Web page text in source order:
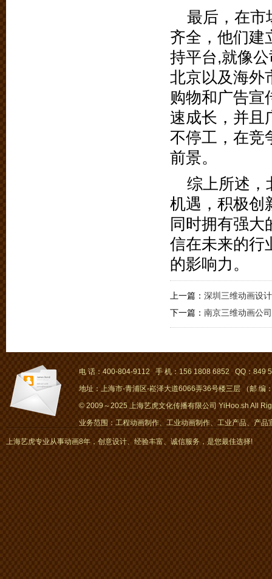
最后，在市
齐全，他们建
持平台,就像
北京以及海外
购物和广告宣
速成长，并且
不停工，在竞
前景。
综上所述，
机遇，积极创
同时拥有强大
信在未来的行
的影响力。
上一篇： 深圳三维动画设
下一篇： 南京三维动画公
电 话：400-804-9112 手 机：156 1808 6852 QQ：849
地址：上海市-青浦区-崧泽大道6066弄36号楼三层 （邮 编
© 2009～2025 上海艺虎文化传播有限公司 YiHoo.sh All
业务范围：工程动画制作、工业动画制作、工业产品、产
画、mg动画
上海艺虎专业从事动画8年，创意设计、经验丰富、诚信服务，是您最佳选择!